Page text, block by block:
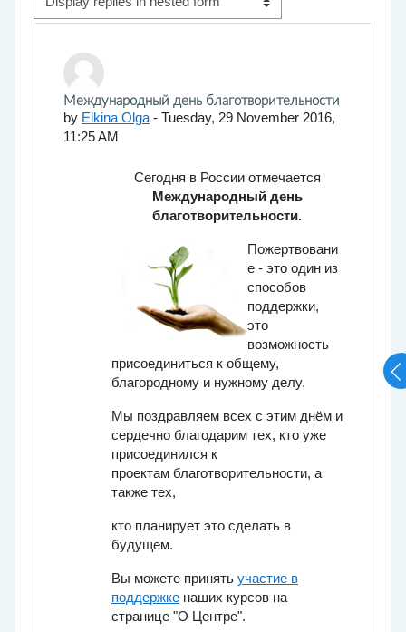
Display mode
Международный день благотворительности
by Elkina Olga - Tuesday, 29 November 2016,
11:25 AM
Number of replies: 0
Сегодня в России отмечается
Международный день
благотворительности.
Пожертвовани
е - это один из
способов
поддержки,
это
возможность
присоединиться к общему,
благородному и нужному делу.
Мы поздравляем всех с этим днём и
сердечно благодарим тех, кто уже
присоединился к
проектам благотворительности, а
также тех,
кто планирует это сделать в
будущем.
Вы можете принять участие в
поддержке наших курсов на
странице "О Центре".